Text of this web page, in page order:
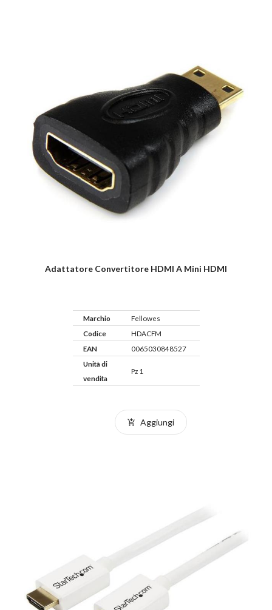
Adattatore Convertitore HDMI A Mini HDMI
Marchio
Fellowes
Codice
HDACFM
EAN
0065030848527
Unità di
vendita
Pz 1
Aggiungi